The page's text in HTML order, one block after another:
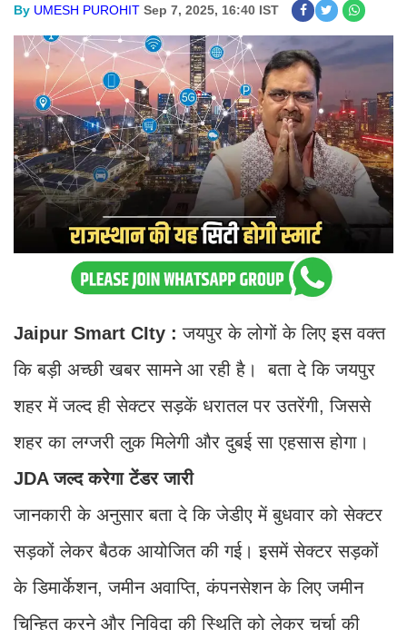
By UMESH PUROHIT Sep 7, 2025, 16:40 IST
Jaipur Smart CIty : जयपुर के लोगों के लिए इस वक्त
कि बड़ी अच्छी खबर सामने आ रही है। बता दे कि जयपुर
शहर में जल्द ही सेक्टर सड़कें धरातल पर उतरेंगी, जिससे
शहर का लग्जरी लुक मिलेगी और दुबई सा एहसास होगा।
JDA जल्द करेगा टेंडर जारी
जानकारी के अनुसार बता दे कि जेडीए में बुधवार को सेक्टर
सड़कों लेकर बैठक आयोजित की गई। इसमें सेक्टर सड़कों
के डिमार्केशन, जमीन अवाप्ति, कंपनसेशन के लिए जमीन
चिन्हित करने और निविदा की स्थिति को लेकर चर्चा की